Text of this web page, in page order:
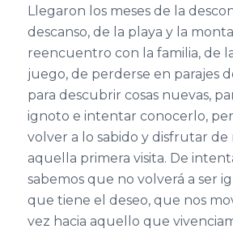
Llegaron los meses de la
descanso, de la playa y la
reencuentro con la familia, de
juego, de perderse en parajes
para descubrir cosas nuevas,
ignoto e intentar conocerlo,
volver a lo sabido y disfrutar
aquella primera visita. De
sabemos que no volverá a ser
que tiene el deseo, que nos
vez hacia aquello que